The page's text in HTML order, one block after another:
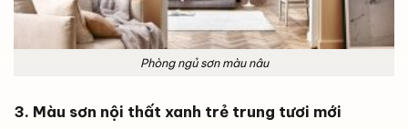
Phòng ngủ sơn màu nâu
3. Màu sơn nội thất xanh trẻ trung tươi mới